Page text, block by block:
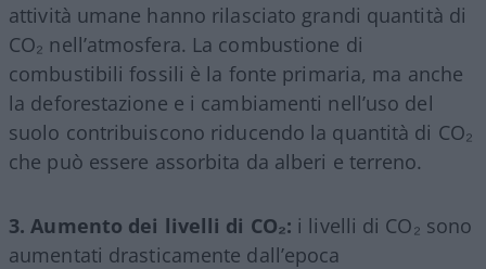
attività umane hanno rilasciato grandi quantità di
CO₂ nell’atmosfera. La combustione di
combustibili fossili è la fonte primaria, ma anche
la deforestazione e i cambiamenti nell’uso del
suolo contribuiscono riducendo la quantità di CO₂
che può essere assorbita da alberi e terreno.
3. Aumento dei livelli di CO₂: i livelli di CO₂ sono
aumentati drasticamente dall’epoca